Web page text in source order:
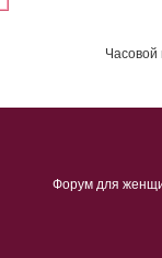
Часовой
Форум для